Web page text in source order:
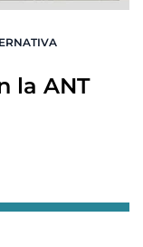
la ANT